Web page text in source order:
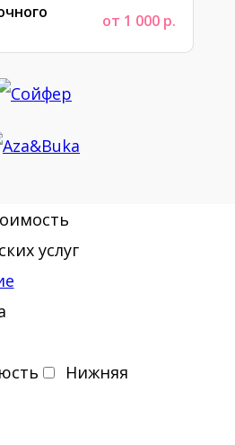
от 1 000 р.
услуг
Нижняя